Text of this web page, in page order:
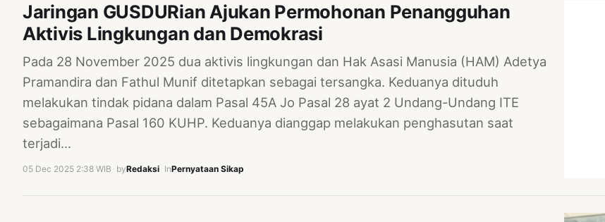
Jaringan GUSDURian Ajukan Permohonan Penangguhan
Aktivis Lingkungan dan Demokrasi
Pada 28 November 2025 dua aktivis lingkungan dan Hak Asasi Manusia (HAM) Adetya
Pramandira dan Fathul Munif ditetapkan sebagai tersangka. Keduanya dituduh
melakukan tindak pidana dalam Pasal 45A Jo Pasal 28 ayat 2 Undang-Undang ITE
sebagaimana Pasal 160 KUHP. Keduanya dianggap melakukan penghasutan saat
terjadi…
05 Dec 2025 2:38 WIB byRedaksi InPernyataan Sikap